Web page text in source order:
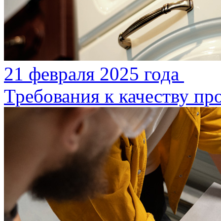
21 февраля 2025 года
Требования к качеству